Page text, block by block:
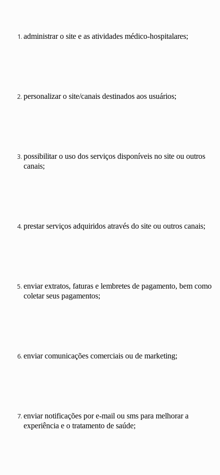
administrar o site e as atividades médico-hospitalares;
personalizar o site/canais destinados aos usuários;
possibilitar o uso dos serviços disponíveis no site ou outros
canais;
prestar serviços adquiridos através do site ou outros canais;
enviar extratos, faturas e lembretes de pagamento, bem como
coletar seus pagamentos;
enviar comunicações comerciais ou de marketing;
enviar notificações por e-mail ou sms para melhorar a
experiência e o tratamento de saúde;